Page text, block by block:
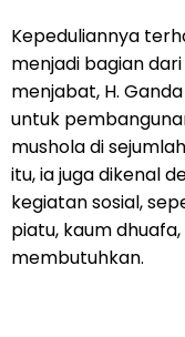
‎Kepeduliannya
menjadi bagian
menjabat, H.
untuk
mushola di
itu, ia juga dikenal
kegiatan sosial,
piatu, kaum
membutuhkan.